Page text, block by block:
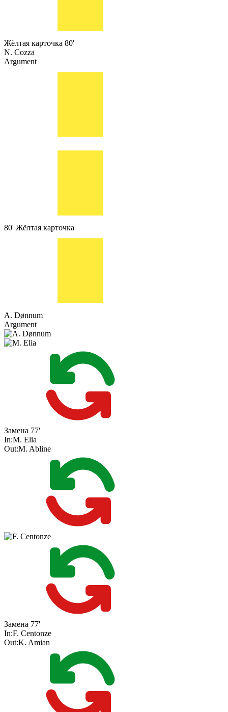
Жёлтая карточка 80'
N. Cozza
Argument
80' Жёлтая карточка
A. Dønnum
Argument
Замена 77'
In:M. Elia
Out:M. Abline
Замена 77'
In:F. Centonze
Out:K. Amian